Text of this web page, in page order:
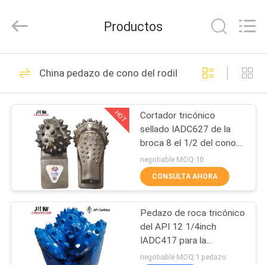
HOGAR
PRODUCTOS
SOBRE
NOSOTROS
VIAJE
FÁBRICA
Equipment
Manufacturing
All
Reserved.
Pedazo tricónico de
TCI
136
Diente de acero
Triconos bits
67
Productos
China pedazo de cono del rodillo
HOT
Cortador tricónico
sellado IADC627 de la
broca 8 el 1/2 del cono
del rodillo que lleva” para
el abrelatas del agujero
de HDD
negotiable MOQ:10
CONSULTA AHORA
Pedazo de roca tricónico
del API 12 1/4inch
IADC417 para la
perforación del pozo de
negotiable MOQ:1 pedazo